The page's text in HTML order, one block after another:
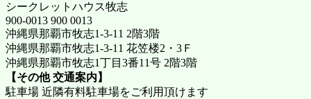
シークレットハウス牧志
900-0013 900 0013
沖縄県那覇市牧志1-3-11 2階3階
沖縄県那覇市牧志1-3-11 花笠楼2・3Ｆ
沖縄県那覇市牧志1丁目3番11号 2階3階
【その他 交通案内】
駐車場 近隣有料駐車場をご利用頂けます